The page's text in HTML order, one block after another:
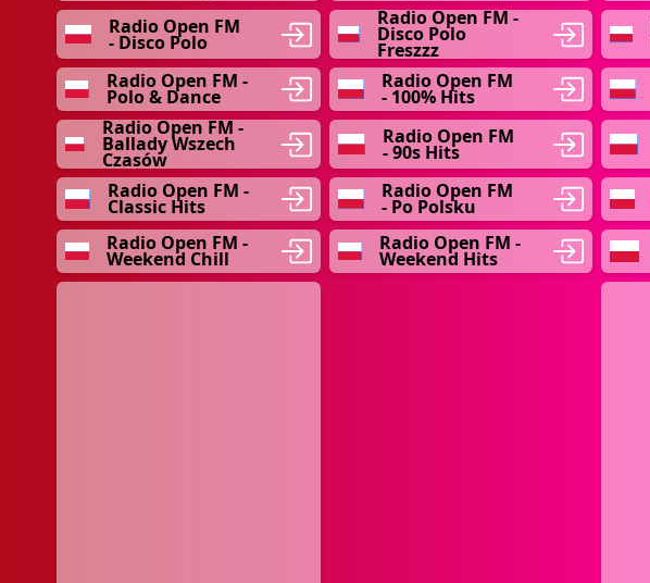
Radio Open FM
- Disco Polo
Radio Open FM -
Disco Polo
Freszzz
Radio Open FM -
Polo & Dance
Radio Open FM
- 100% Hits
Radio Open FM -
Ballady Wszech
Czasów
Radio Open FM
- 90s Hits
Radio Open FM -
Classic Hits
Radio Open FM
- Po Polsku
Radio Open FM -
Weekend Chill
Radio Open FM -
Weekend Hits